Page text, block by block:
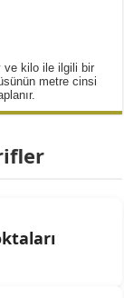
ve kilo ile ilgili bir
metre cinsi